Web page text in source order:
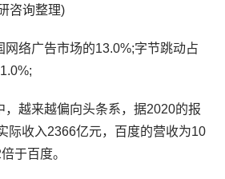
咨询整理)
网络广告市场的13.0%;字节跳动占
，越来越偏向头条系，据2020的报
际收入2366亿元，百度的营收为10
于百度。